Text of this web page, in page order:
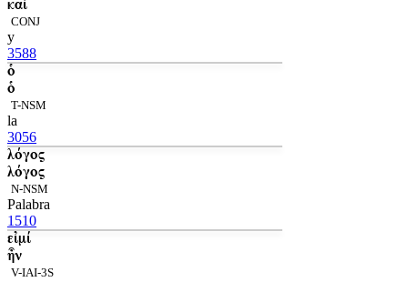
καὶ
CONJ
y
3588
ὁ
ὁ
T-NSM
la
3056
λόγος
λόγος
N-NSM
Palabra
1510
εἰμί
ἦν
V-IAI-3S